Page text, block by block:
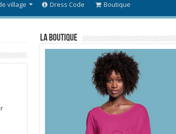
village Dress Code Boutique
La Boutique